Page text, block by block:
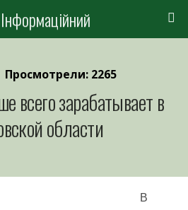
Просмотрели: 2265
всего зарабатывает в
области
В